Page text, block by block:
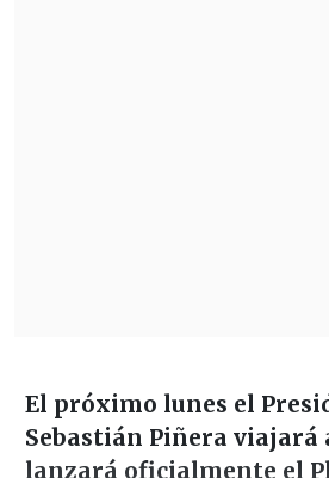
El próximo lunes el
Sebastián Piñera viajará
lanzará oficialmente el